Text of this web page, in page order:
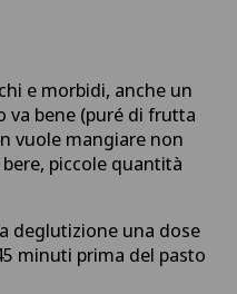
e morbidi, anche un
va bene (puré di frutta
vuole mangiare non
piccole quantità
deglutizione una dose
minuti prima del pasto